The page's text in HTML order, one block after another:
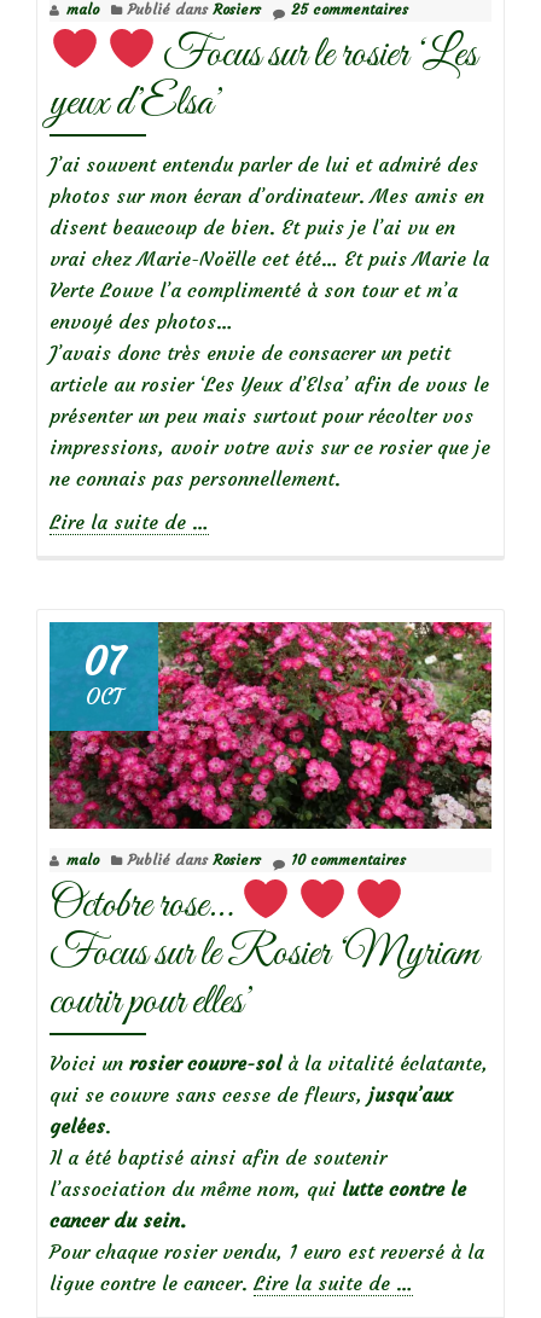
malo Publié dans Rosiers 25 commentaires
Focus sur le rosier ‘Les
yeux d’Elsa’
J’ai souvent entendu parler de lui et admiré des
photos sur mon écran d’ordinateur. Mes amis en
disent beaucoup de bien. Et puis je l’ai vu en
vrai chez Marie-Noëlle cet été… Et puis Marie la
Verte Louve l’a complimenté à son tour et m’a
envoyé des photos…
J’avais donc très envie de consacrer un petit
article au rosier ‘Les Yeux d’Elsa’ afin de vous le
présenter un peu mais surtout pour récolter vos
impressions, avoir votre avis sur ce rosier que je
ne connais pas personnellement.
Lire la suite de à
Focus
sur
le
rosier
‘Les
yeux
d’Elsa’
…
07
OCT
malo Publié dans Rosiers 10 commentaires
Octobre rose…
Focus sur le Rosier ‘Myriam
courir pour elles’
Voici un rosier couvre-solà la vitalité éclatante,
qui se couvre sans cesse de fleurs, jusqu’aux
gelées.
Il a été baptisé ainsi afin de soutenir
l’association du même nom, qui lutte contre le
cancer du sein.
Pour chaque rosier vendu, 1 euro est reversé à la
ligue contre le cancer. Lire la suite de à
…